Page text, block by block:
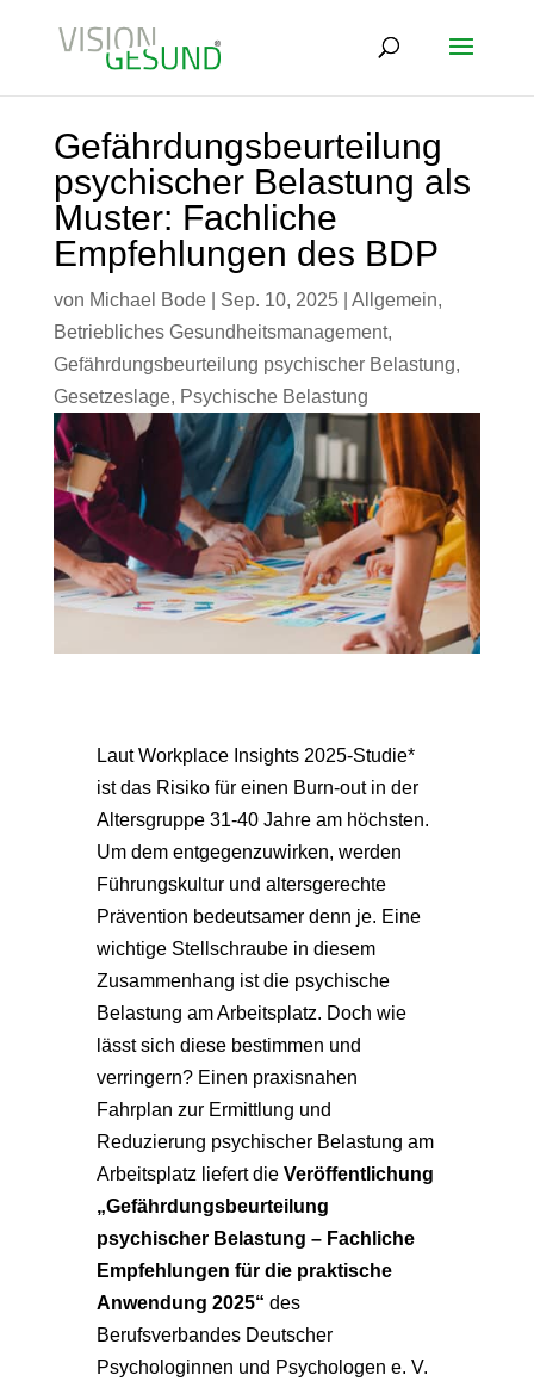
Gefährdungsbeurteilung
psychischer Belastung als
Muster: Fachliche
Empfehlungen des BDP
von Michael Bode| Sep. 10, 2025| Allgemein,
Betriebliches Gesundheitsmanagement,
Gefährdungsbeurteilung psychischer Belastung,
Gesetzeslage, Psychische Belastung
Laut Workplace Insights 2025-Studie*
ist das Risiko für einen Burn-out in der
Altersgruppe 31-40 Jahre am höchsten.
Um dem entgegenzuwirken, werden
Führungskultur und altersgerechte
Prävention bedeutsamer denn je. Eine
wichtige Stellschraube in diesem
Zusammenhang ist die psychische
Belastung am Arbeitsplatz. Doch wie
lässt sich diese bestimmen und
verringern? Einen praxisnahen
Fahrplan zur Ermittlung und
Reduzierung psychischer Belastung am
Arbeitsplatz liefert die Veröffentlichung
„Gefährdungsbeurteilung
psychischer Belastung – Fachliche
Empfehlungen für die praktische
Anwendung 2025“ des
Berufsverbandes Deutscher
Psychologinnen und Psychologen e. V.